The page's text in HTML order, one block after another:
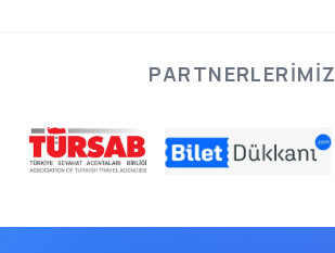
PARTNERLERIMIZ